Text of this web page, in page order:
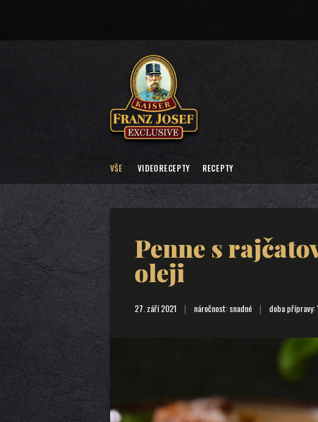
VŠE VIDEORECEPTY RECEPTY
Penne s
oleji
27. září 2021 náročnost: snadné doba přípravy: